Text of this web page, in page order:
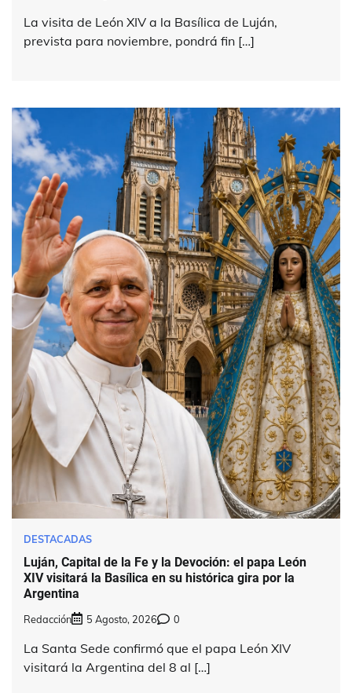
La visita de León XIV a la Basílica de Luján,
prevista para noviembre, pondrá fin […]
DESTACADAS
Luján, Capital de la Fe y la Devoción: el papa León
XIV visitará la Basílica en su histórica gira por la
Argentina
Redacción 5 Agosto, 2026 0
La Santa Sede confirmó que el papa León XIV
visitará la Argentina del 8 al […]